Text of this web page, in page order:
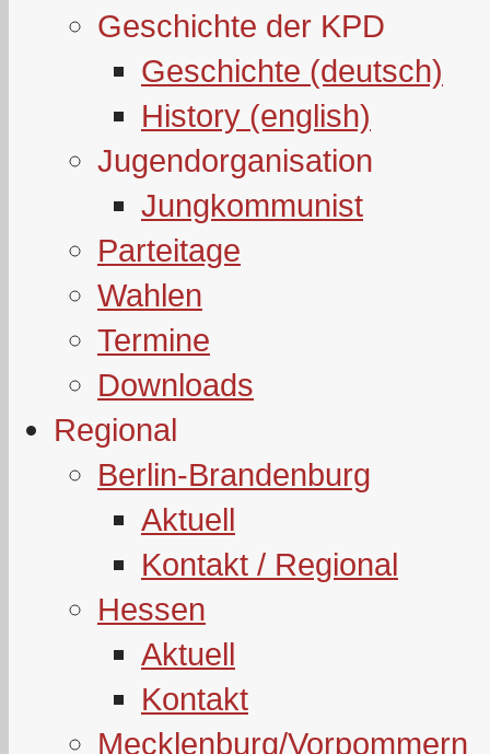
Geschichte der KPD
Geschichte (deutsch)
History (english)
Jugendorganisation
Jungkommunist
Parteitage
Wahlen
Termine
Downloads
Regional
Berlin-Brandenburg
Aktuell
Kontakt / Regional
Hessen
Aktuell
Kontakt
Mecklenburg/Vorpommern